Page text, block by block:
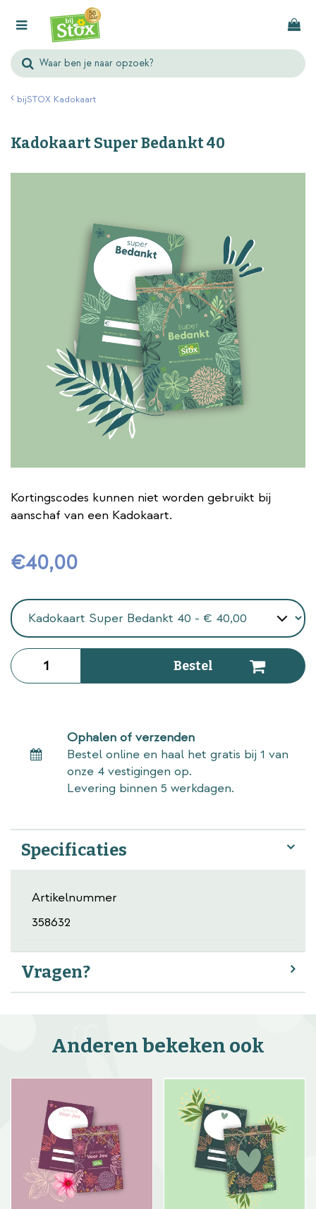
bijSTOX Kadokaart
Kadokaart Super Bedankt 40
Kortingscodes kunnen niet worden gebruikt bij
aanschaf van een Kadokaart.
€40,00
Ophalen of verzenden
Bestel online en haal het gratis bij 1 van
onze 4 vestigingen op.
Levering binnen 5 werkdagen.
Specificaties
Artikelnummer
358632
Vragen?
Anderen bekeken ook